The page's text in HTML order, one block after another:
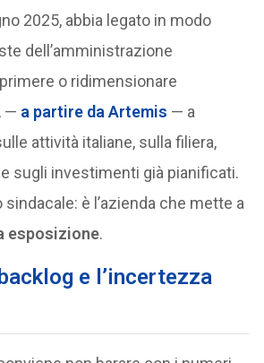
2025, abbia legato in modo
dell’amministrazione
o ridimensionare
— a partire daArtemis — a
attività italiane, sulla filiera,
sugli investimenti già pianificati.
è l’azienda che mette a
esposizione.
e l’incertezza